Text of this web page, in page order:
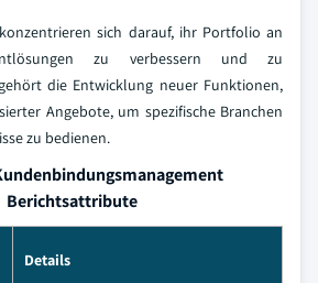
sich darauf, ihr Portfolio an
zu verbessern und zu
die Entwicklung neuer Funktionen,
Angebote, um spezifische Branchen
zu bedienen.
Berichtsattribute
Details